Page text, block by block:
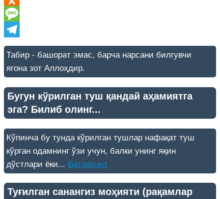
Odnoklassniki
Message
Telegram
Табир - башорат эмас, барча нарсани билгувчи
ягона зот Аллоҳдир.
Бугун кўрилган туш қандай аҳамиятга
эга? Билиб олинг...
Кўпинча бу тунда кўрилган тушлар нафақат туш
кўрган одамнинг ўзи учун, балки унинг яқин
дўстлари ёки... Батафсил
Туғилган санангиз моҳияти (рақамлар